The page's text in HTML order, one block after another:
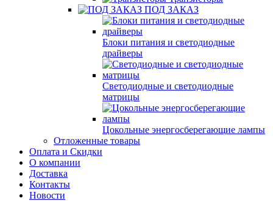
ПОД ЗАКАЗ
Блоки питания и светодиодные
драйверы
Светодиодные и светодиодные
матрицы
Цокольные энергосберегающие лампы
Отложенные товары
Оплата и Скидки
О компании
Доставка
Контакты
Новости